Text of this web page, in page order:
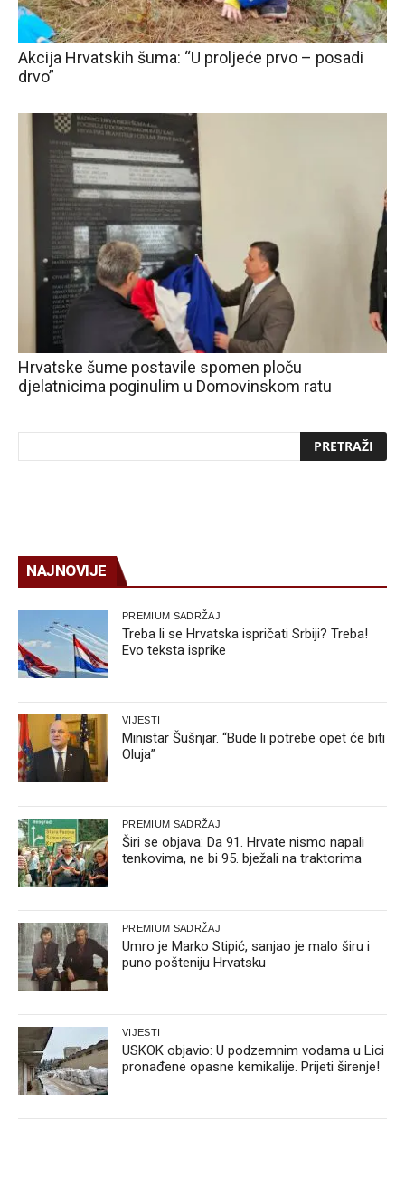
Akcija Hrvatskih šuma: “U proljeće prvo – posadi
drvo”
Hrvatske šume postavile spomen ploču
djelatnicima poginulim u Domovinskom ratu
NAJNOVIJE
PREMIUM SADRŽAJ
Treba li se Hrvatska ispričati Srbiji? Treba!
Evo teksta isprike
VIJESTI
Ministar Šušnjar. “Bude li potrebe opet će biti
Oluja”
PREMIUM SADRŽAJ
Širi se objava: Da 91. Hrvate nismo napali
tenkovima, ne bi 95. bježali na traktorima
PREMIUM SADRŽAJ
Umro je Marko Stipić, sanjao je malo širu i
puno pošteniju Hrvatsku
VIJESTI
USKOK objavio: U podzemnim vodama u Lici
pronađene opasne kemikalije. Prijeti širenje!